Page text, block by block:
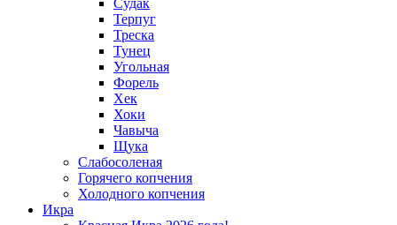
Судак
Терпуг
Треска
Тунец
Угольная
Форель
Хек
Хоки
Чавыча
Щука
Слабосоленая
Горячего копчения
Холодного копчения
Икра